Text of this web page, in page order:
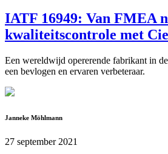
IATF 16949: Van FMEA
kwaliteitscontrole met
Een wereldwijd opererende fabrikant in
een bevlogen en ervaren verbeteraar.
Janneke Möhlmann
27 september 2021